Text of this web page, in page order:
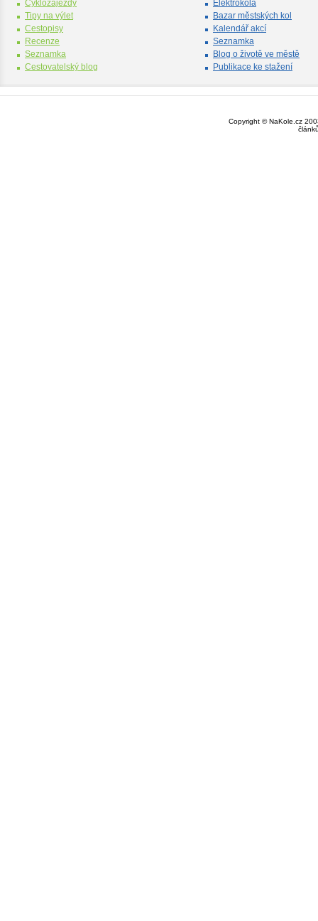
Cyklozájezdy
Tipy na výlet
Cestopisy
Recenze
Seznamka
Cestovatelský blog
Elektrokola
Bazar městských kol
Kalendář akcí
Seznamka
Blog o životě ve městě
Publikace ke stažení
Copyright © NaKole.cz